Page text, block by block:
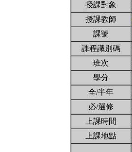
授課對象
授課教師
課號
課程識別碼
班次
學分
全/半年
必/選修
上課時間
上課地點